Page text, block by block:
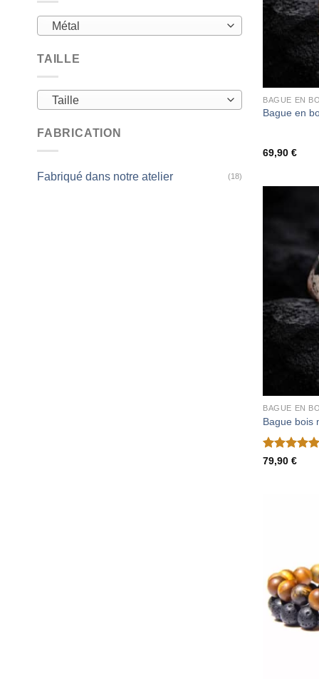
Métal
TAILLE
Taille
FABRICATION
Fabriqué dans notre atelier (18)
BAGUE EN
Bague en
69,90€
BAGUE EN
Bague bois
Note 5sur
79,90€